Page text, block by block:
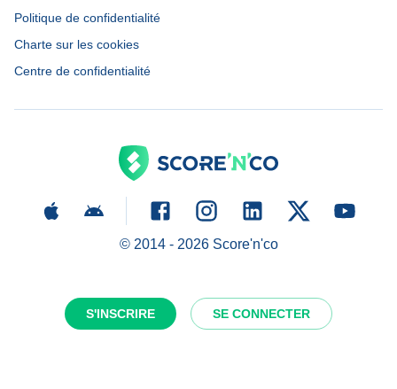
S'INSCRIRE SE CONNECTER
Politique de confidentialité
Charte sur les cookies
Centre de confidentialité
© 2014 - 2026Score'n'co